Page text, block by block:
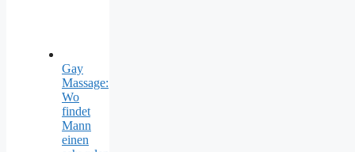
Gay
Massage:
Wo
findet
Mann
einen